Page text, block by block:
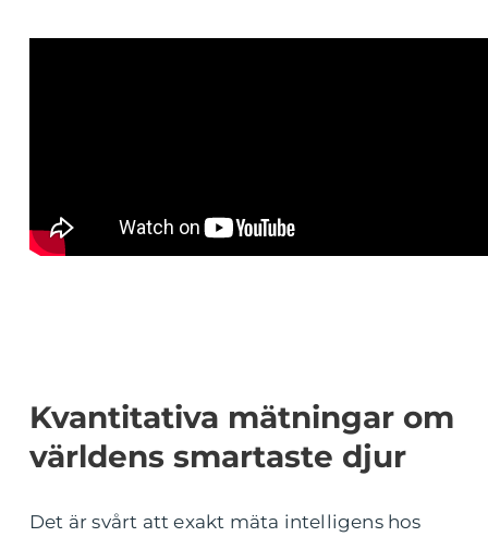
Kvantitativa mätningar om
världens smartaste djur
Det är svårt att exakt mäta intelligens hos